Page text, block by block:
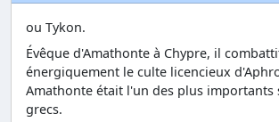
ou Tykon.
Évêque d'Amathonte à Chypre, il
énergiquement le culte licencieux
Amathonte était l'un des plus importants
grecs.